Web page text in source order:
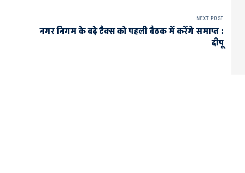
NEXT POST
नगर निगम के बढ़े टैक्स को पहली बैठक में करेंगे समाप्त :
दीपू